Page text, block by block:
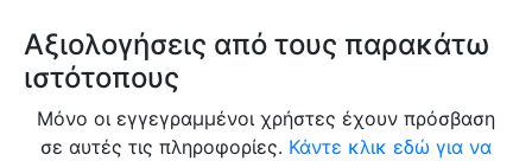
Αξιολογήσεις από τους παρακάτω
ιστότοπους
Μόνο οι εγγεγραμμένοι χρήστες έχουν πρόσβαση
σε αυτές τις πληροφορίες. Κάντε κλικ εδώ για να